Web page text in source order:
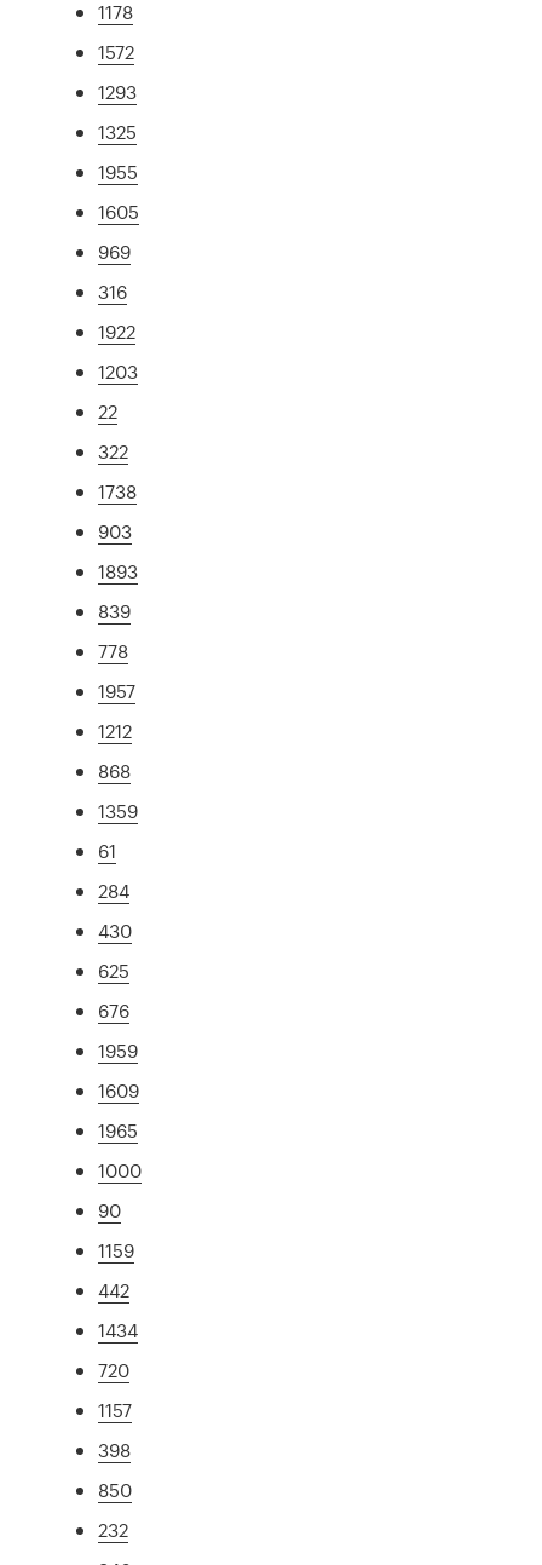
1178
1572
1293
1325
1955
1605
969
316
1922
1203
22
322
1738
903
1893
839
778
1957
1212
868
1359
61
284
430
625
676
1959
1609
1965
1000
90
1159
442
1434
720
1157
398
850
232